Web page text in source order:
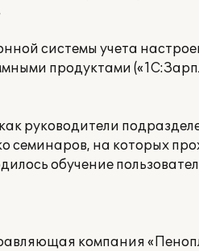
системы учета
продуктами
руководители
семинаров, на которых
обучение
компания